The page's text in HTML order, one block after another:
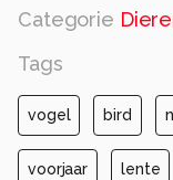
Categorie
Tags
vogel bird
voorjaar lente